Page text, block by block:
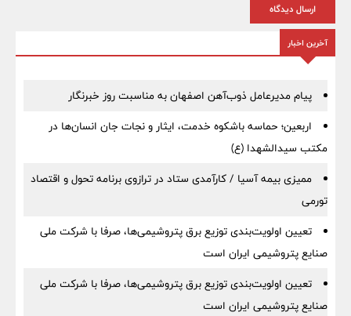
ارسال دیدگاه
آخرین اخبار
پیام مدیرعامل ذوب‌آهن اصفهان به مناسبت روز خبرنگار
اربعین؛ حماسه باشکوه خدمت، ایثار و نجات جان انسان‌ها در
مکتب سیدالشهدا (ع)
ممیزی بیمه آسیا / کارآمدی ستاد در ترازوی برنامه تحول و اقتصاد
تورمی
تعیین اولویت‌بندی توزیع برق پتروشیمی‌ها، صرفا با شرکت ملی
صنایع پتروشیمی ایران است
تعیین اولویت‌بندی توزیع برق پتروشیمی‌ها، صرفا با شرکت ملی
صنایع پتروشیمی ایران است